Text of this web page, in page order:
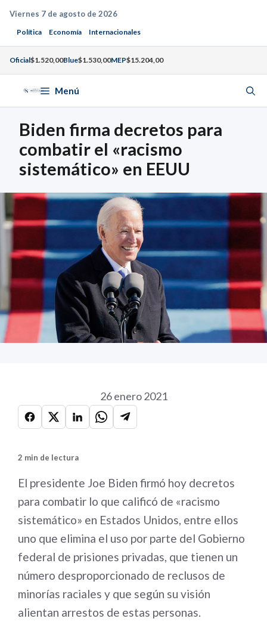
Saltar
contenido
Viernes 7 de agosto de 2026
Política Economía Internacionales
Oficial$1.520,00Blue$1.530,00MEP$15.204,00
Menú
Biden firma decretos para
combatir el «racismo
sistemático» en EEUU
26 enero 2021
2 min de lectura
El presidente Joe Biden firmó hoy decretos
para combatir lo que calificó de «racismo
sistemático» en Estados Unidos, entre ellos
uno que elimina el uso por parte del Gobierno
federal de prisiones privadas, que tienen un
número desproporcionado de reclusos de
minorías raciales y que según su visión
alientan arrestos de estas personas.